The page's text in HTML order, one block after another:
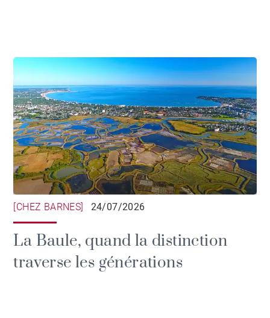
[CHEZ BARNES] 24/07/2026
La Baule, quand la distinction
traverse les générations